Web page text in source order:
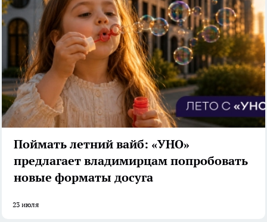
Поймать летний вайб: «УНО»
предлагает владимирцам попробовать
новые форматы досуга
23 июля